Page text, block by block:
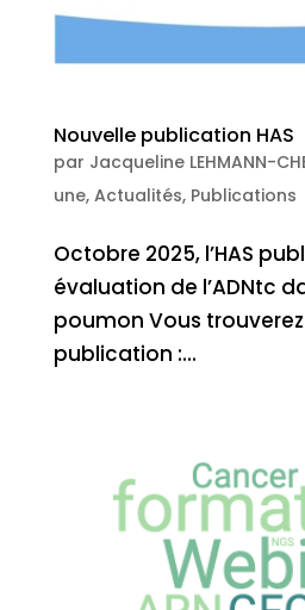
Nouvelle publication HAS
par Jacqueline LEHMANN-
une, Actualités, Publications
Octobre 2025, l’HAS
évaluation de l’ADNtc
poumon Vous
publication :...